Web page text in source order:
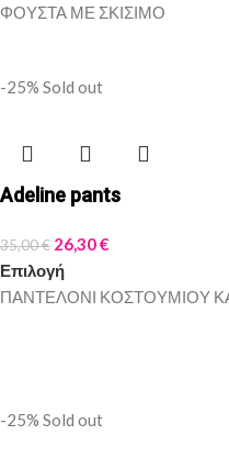
ΦΟΥΣΤΑ ΜΕ ΣΚΙΣΙΜΟ
-25% Sold out
Adeline pants
35,00€ 26,30€
Επιλογή
ΠΑΝΤΕΛΟΝΙ ΚΟΣΤΟΥΜΙΟΥ
-25% Sold out